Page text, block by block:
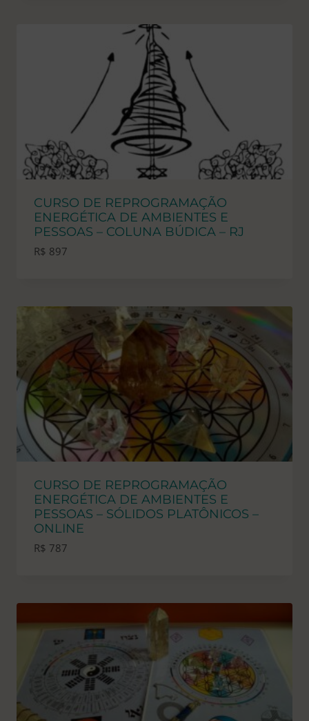
CURSO DE REPROGRAMAÇÃO
ENERGÉTICA DE AMBIENTES E
PESSOAS – COLUNA BÚDICA – RJ
R$ 897
CURSO DE REPROGRAMAÇÃO
ENERGÉTICA DE AMBIENTES E
PESSOAS – SÓLIDOS PLATÔNICOS –
ONLINE
R$ 787